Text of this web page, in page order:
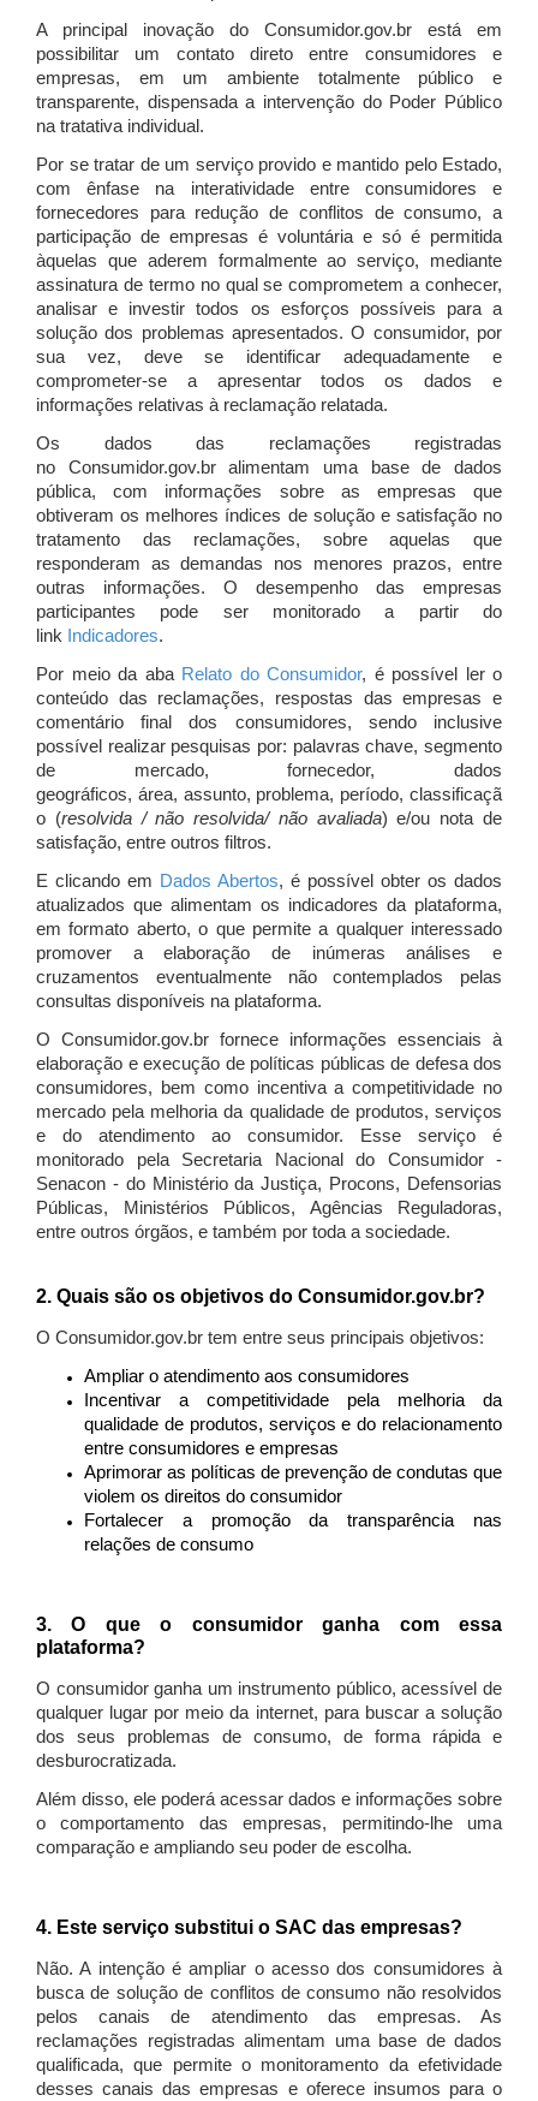
A principal inovação do Consumidor.gov.br está em
possibilitar um contato direto entre consumidores e
empresas, em um ambiente totalmente público e
transparente, dispensada a intervenção do Poder Público
na tratativa individual.
Por se tratar de um serviço provido e mantido pelo Estado,
com ênfase na interatividade entre consumidores e
fornecedores para redução de conflitos de consumo, a
participação de empresas é voluntária e só é permitida
àquelas que aderem formalmente ao serviço, mediante
assinatura de termo no qual se comprometem a conhecer,
analisar e investir todos os esforços possíveis para a
solução dos problemas apresentados. O consumidor, por
sua vez, deve se identificar adequadamente e
comprometer-se a apresentar todos os dados e
informações relativas à reclamação relatada.
Os dados das reclamações registradas
no Consumidor.gov.br alimentam uma base de dados
pública, com informações sobre as empresas que
obtiveram os melhores índices de solução e satisfação no
tratamento das reclamações, sobre aquelas que
responderam as demandas nos menores prazos, entre
outras informações. O desempenho das empresas
participantes pode ser monitorado a partir do
link Indicadores.
Por meio da aba Relato do Consumidor, é possível ler o
conteúdo das reclamações, respostas das empresas e
comentário final dos consumidores, sendo inclusive
possível realizar pesquisas por: palavras chave, segmento
de mercado, fornecedor, dados
geográficos, área, assunto, problema, período, classificaçã
o (resolvida / não resolvida/ não avaliada) e/ou nota de
satisfação, entre outros filtros.
E clicando em Dados Abertos, é possível obter os dados
atualizados que alimentam os indicadores da plataforma,
em formato aberto, o que permite a qualquer interessado
promover a elaboração de inúmeras análises e
cruzamentos eventualmente não contemplados pelas
consultas disponíveis na plataforma.
O Consumidor.gov.br fornece informações essenciais à
elaboração e execução de políticas públicas de defesa dos
consumidores, bem como incentiva a competitividade no
mercado pela melhoria da qualidade de produtos, serviços
e do atendimento ao consumidor. Esse serviço é
monitorado pela Secretaria Nacional do Consumidor -
Senacon - do Ministério da Justiça, Procons, Defensorias
Públicas, Ministérios Públicos, Agências Reguladoras,
entre outros órgãos, e também por toda a sociedade.
2. Quais são os objetivos do Consumidor.gov.br?
O Consumidor.gov.br tem entre seus principais objetivos:
Ampliar o atendimento aos consumidores
Incentivar a competitividade pela melhoria da
qualidade de produtos, serviços e do relacionamento
entre consumidores e empresas
Aprimorar as políticas de prevenção de condutas que
violem os direitos do consumidor
Fortalecer a promoção da transparência nas
relações de consumo
3. O que o consumidor ganha com essa
plataforma?
O consumidor ganha um instrumento público, acessível de
qualquer lugar por meio da internet, para buscar a solução
dos seus problemas de consumo, de forma rápida e
desburocratizada.
Além disso, ele poderá acessar dados e informações sobre
o comportamento das empresas, permitindo-lhe uma
comparação e ampliando seu poder de escolha.
4. Este serviço substitui o SAC das empresas?
Não. A intenção é ampliar o acesso dos consumidores à
busca de solução de conflitos de consumo não resolvidos
pelos canais de atendimento das empresas. As
reclamações registradas alimentam uma base de dados
qualificada, que permite o monitoramento da efetividade
desses canais das empresas e oferece insumos para o